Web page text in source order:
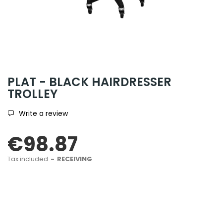
PLAT - BLACK HAIRDRESSER
TROLLEY
Write a review
€98.87
Tax included RECEIVING